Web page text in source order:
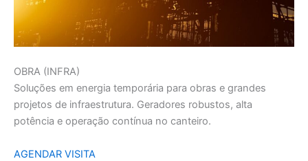
OBRA (INFRA)
Soluções em energia temporária para obras e grandes
projetos de infraestrutura. Geradores robustos, alta
potência e operação contínua no canteiro.
AGENDAR VISITA